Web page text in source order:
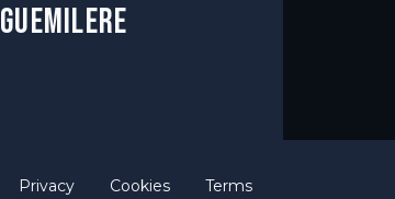
GUEMILERE
Privacy Cookies Terms